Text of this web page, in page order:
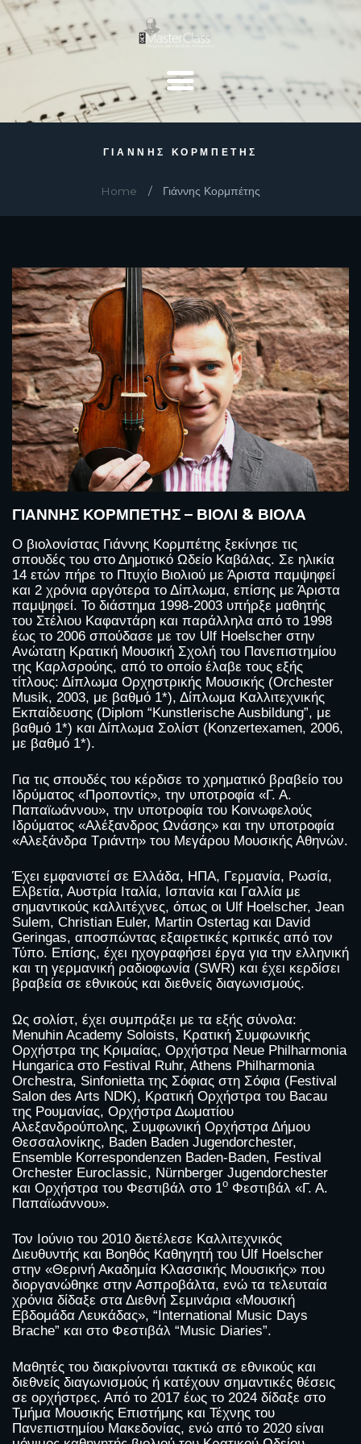
ΓΙΆΝΝΗΣ ΚΟΡΜΠΈΤΗΣ
Home Γιάννης Κορμπέτης
ΓΙΆΝΝΗΣ ΚΟΡΜΠΈΤΗΣ – ΒΙΟΛΊ & ΒΙΌΛΑ
O βιολονίστας Γιάννης Κορμπέτης ξεκίνησε τις
σπουδές του στο Δημοτικό Ωδείο Καβάλας. Σε ηλικία
14 ετών πήρε το Πτυχίο Βιολιού με Άριστα παμψηφεί
και 2 χρόνια αργότερα το Δίπλωμα, επίσης με Άριστα
παμψηφεί. Το διάστημα 1998-2003 υπήρξε μαθητής
του Στέλιου Καφαντάρη και παράλληλα από το 1998
έως το 2006 σπούδασε με τον Ulf Hoelscher στην
Ανώτατη Κρατική Μουσική Σχολή του Πανεπιστημίου
της Καρλσρούης, από το οποίο έλαβε τους εξής
τίτλους: Δίπλωμα Ορχηστρικής Μουσικής (Orchester
Musik, 2003, με βαθμό 1*), Δίπλωμα Καλλιτεχνικής
Εκπαίδευσης (Diplom “Kunstlerische Ausbildung”, με
βαθμό 1*) και Δίπλωμα Σολίστ (Konzertexamen, 2006,
με βαθμό 1*).
Για τις σπουδές του κέρδισε το χρηματικό βραβείο του
Ιδρύματος «Προποντίς», την υποτροφία «Γ. Α.
Παπαϊωάννου», την υποτροφία του Κοινωφελούς
Ιδρύματος «Αλέξανδρος Ωνάσης» και την υποτροφία
«Αλεξάνδρα Τριάντη» του Μεγάρου Μουσικής Αθηνών.
Έχει εμφανιστεί σε Ελλάδα, ΗΠΑ, Γερμανία, Ρωσία,
Ελβετία, Αυστρία Ιταλία, Ισπανία και Γαλλία με
σημαντικούς καλλιτέχνες, όπως οι Ulf Hoelscher, Jean
Sulem, Christian Euler, Martin Ostertag και David
Geringas, αποσπώντας εξαιρετικές κριτικές από τον
Τύπο. Επίσης, έχει ηχογραφήσει έργα για την ελληνική
και τη γερμανική ραδιοφωνία (SWR) και έχει κερδίσει
βραβεία σε εθνικούς και διεθνείς διαγωνισμούς.
Ως σολίστ, έχει συμπράξει με τα εξής σύνολα:
Menuhin Academy Soloists, Κρατική Συμφωνικής
Ορχήστρα της Κριμαίας, Ορχήστρα Neue Philharmonia
Hungarica στο Festival Ruhr, Athens Philharmonia
Orchestra, Sinfonietta της Σόφιας στη Σόφια (Festival
Salon des Arts NDK), Κρατική Ορχήστρα του Bacau
της Ρουμανίας, Ορχήστρα Δωματίου
Αλεξανδρούπολης, Συμφωνική Ορχήστρα Δήμου
Θεσσαλονίκης, Baden Baden Jugendorchester,
Ensemble Korrespondenzen Baden-Baden, Festival
Orchester Euroclassic, Nürnberger Jugendorchester
και Ορχήστρα του Φεστιβάλ στο 1ο Φεστιβάλ «Γ. Α.
Παπαϊωάννου».
Τον Ιούνιο του 2010 διετέλεσε Καλλιτεχνικός
Διευθυντής και Βοηθός Καθηγητή του Ulf Hoelscher
στην «Θερινή Ακαδημία Κλασσικής Μουσικής» που
διοργανώθηκε στην Ασπροβάλτα, ενώ τα τελευταία
χρόνια δίδαξε στα Διεθνή Σεμινάρια «Μουσική
Εβδομάδα Λευκάδας», “International Music Days
Brache” και στο Φεστιβάλ “Music Diaries”.
Μαθητές του διακρίνονται τακτικά σε εθνικούς και
διεθνείς διαγωνισμούς ή κατέχουν σημαντικές θέσεις
σε ορχήστρες. Από το 2017 έως το 2024 δίδαξε στο
Τμήμα Μουσικής Επιστήμης και Τέχνης του
Πανεπιστημίου Μακεδονίας, ενώ από το 2020 είναι